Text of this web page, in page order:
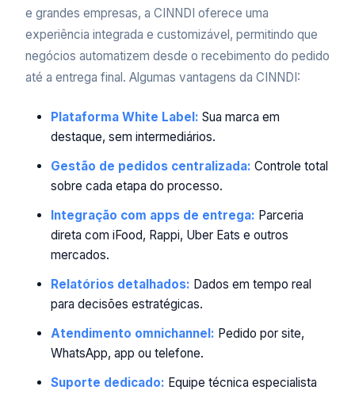
e grandes empresas, a CINNDI oferece uma
experiência integrada e customizável, permitindo que
negócios automatizem desde o recebimento do pedido
até a entrega final. Algumas vantagens da CINNDI:
Plataforma White Label: Sua marca em
destaque, sem intermediários.
Gestão de pedidos centralizada: Controle total
sobre cada etapa do processo.
Integração com apps de entrega: Parceria
direta com iFood, Rappi, Uber Eats e outros
mercados.
Relatórios detalhados: Dados em tempo real
para decisões estratégicas.
Atendimento omnichannel: Pedido por site,
WhatsApp, app ou telefone.
Suporte dedicado: Equipe técnica especialista